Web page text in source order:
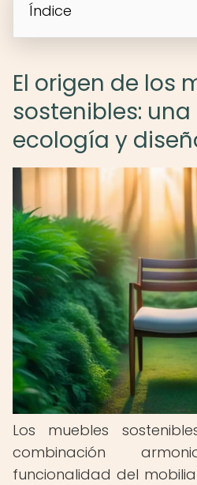
Índice
El origen de los
sostenibles:
ecología y
Los muebles
combinación
funcionalidad del